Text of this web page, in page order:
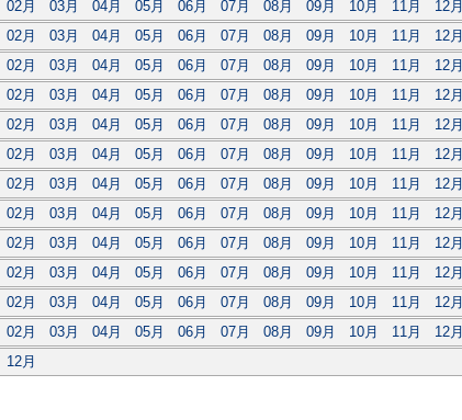
02月 03月 04月 05月 06月 07月 08月 09月 10月 11月 12月
02月 03月 04月 05月 06月 07月 08月 09月 10月 11月 12月
02月 03月 04月 05月 06月 07月 08月 09月 10月 11月 12月
02月 03月 04月 05月 06月 07月 08月 09月 10月 11月 12月
02月 03月 04月 05月 06月 07月 08月 09月 10月 11月 12月
02月 03月 04月 05月 06月 07月 08月 09月 10月 11月 12月
02月 03月 04月 05月 06月 07月 08月 09月 10月 11月 12月
02月 03月 04月 05月 06月 07月 08月 09月 10月 11月 12月
02月 03月 04月 05月 06月 07月 08月 09月 10月 11月 12月
02月 03月 04月 05月 06月 07月 08月 09月 10月 11月 12月
02月 03月 04月 05月 06月 07月 08月 09月 10月 11月 12月
02月 03月 04月 05月 06月 07月 08月 09月 10月 11月 12月
12月